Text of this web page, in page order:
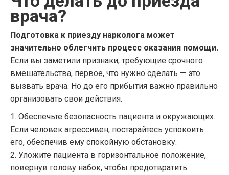
врача?
Подготовка к приезду нарколога может
значительно облегчить процесс оказания помощи.
Если вы заметили признаки, требующие срочного
вмешательства, первое, что нужно сделать — это
вызвать врача. Но до его прибытия важно правильно
организовать свои действия.
1. Обеспечьте безопасность пациента и окружающих.
Если человек агрессивен, постарайтесь успокоить
его, обеспечив ему спокойную обстановку.
2. Уложите пациента в горизонтальное положение,
повернув голову набок, чтобы предотвратить